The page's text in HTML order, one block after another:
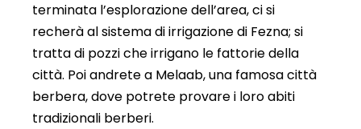
terminata l’esplorazione dell’area, ci si
recherà al sistema di irrigazione di Fezna; si
tratta di pozzi che irrigano le fattorie della
città. Poi andrete a Melaab, una famosa città
berbera, dove potrete provare i loro abiti
tradizionali berberi.